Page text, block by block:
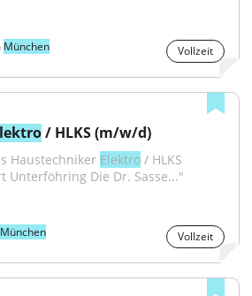
München Vollzeit
/ HLKS (m/w/d)
Haustechniker Elektro / HLKS
Unterföhring Die Dr. Sasse..."
München Vollzeit